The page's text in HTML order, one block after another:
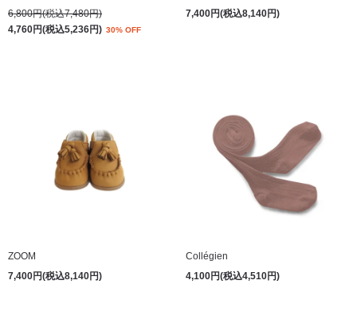
6,800円(税込7,480円)
4,760円(税込5,236円) 30% OFF
7,400円(税込8,140円)
ZOOM
7,400円(税込8,140円)
Collégien
4,100円(税込4,510円)